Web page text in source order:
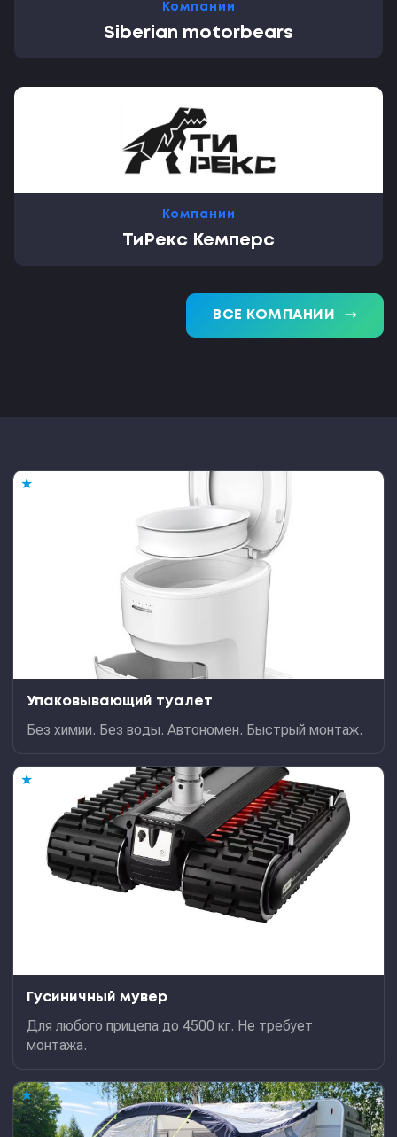
Компании
Siberian motorbears
Компании
ТиРекс Кемперс
ВСЕ КОМПАНИИ trending_flat
★
Упаковывающий туалет
Без химии. Без воды. Автономен. Быстрый монтаж.
★
Гусиничный мувер
Для любого прицепа до 4500 кг. Не требует
монтажа.
★